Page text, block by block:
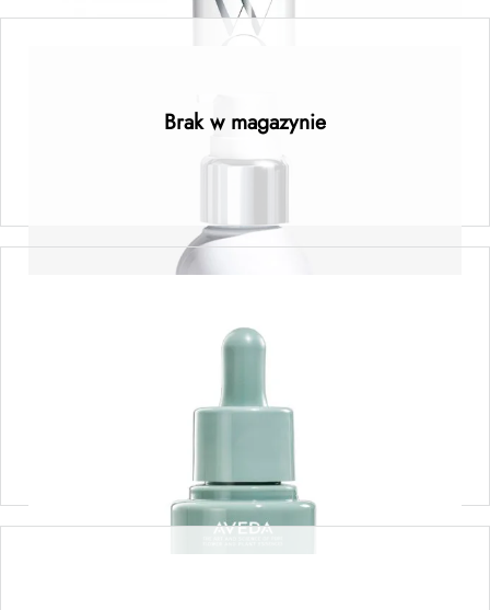
Dowiedz się więcej
Brak w magazynie
serum na noc do skóry głowy 50ML